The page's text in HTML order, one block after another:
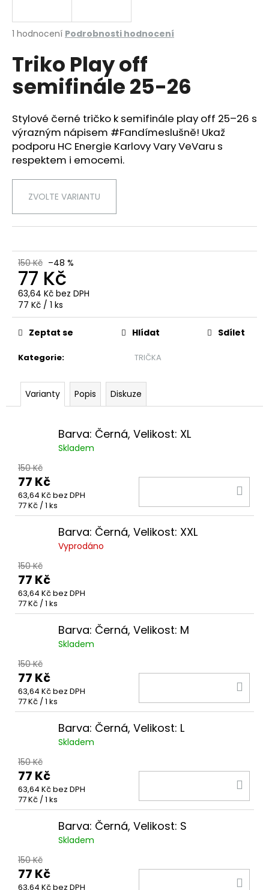
Průměrné
produktu
z
hvězdiček.
1 hodnocení Podrobnosti hodnocení
Triko Play off
semifinále 25-26
Stylové černé tričko k semifinále play off 25–26 s
výrazným nápisem #Fandímeslušně! Ukaž
podporu HC Energie Karlovy Vary VeVaru s
respektem i emocemi.
ZVOLTE VARIANTU
150 Kč –48 %
77 Kč
63,64 Kč bez DPH
Měrná
cena:
77 Kč / 1 ks
Kategorie: TRIČKA
Zeptat se Hlídat Sdílet
Varianty Popis Diskuze
Barva: Černá, Velikost: XL
Skladem
150 Kč
77 Kč
63,64 Kč bez DPH
Měrná
cena:
77 Kč / 1 ks
Barva: Černá, Velikost: XXL
Vyprodáno
150 Kč
77 Kč
63,64 Kč bez DPH
Měrná
cena:
77 Kč / 1 ks
Barva: Černá, Velikost: M
Skladem
150 Kč
77 Kč
63,64 Kč bez DPH
Měrná
cena:
77 Kč / 1 ks
Barva: Černá, Velikost: L
Skladem
150 Kč
77 Kč
63,64 Kč bez DPH
Měrná
cena:
77 Kč / 1 ks
Barva: Černá, Velikost: S
Skladem
150 Kč
77 Kč
63,64 Kč bez DPH
j
t
?
HLEDAT
p
o
u
č
e
FAN
PLAY
OFF